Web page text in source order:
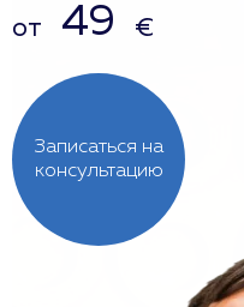
Записаться на
консультацию
от 49 €